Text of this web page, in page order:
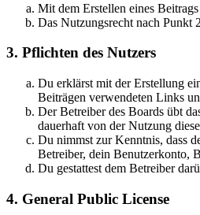
Mit dem Erstellen eines
Das Nutzungsrecht nach Punkt
3. Pflichten des Nutzers
Du erklärst mit der Erstellung
Beiträgen verwendeten Links
Der Betreiber des Boards übt
dauerhaft von der Nutzung
Du nimmst zur Kenntnis, dass
Betreiber, dein Benutzerkonto,
Du gestattest dem Betreiber
4. General Public License